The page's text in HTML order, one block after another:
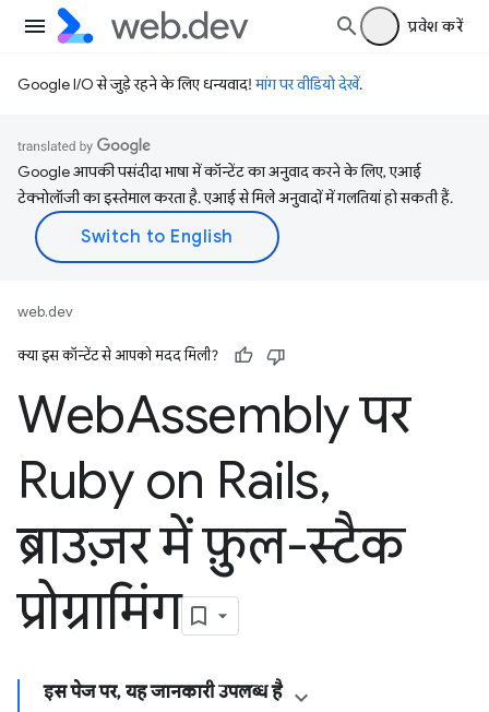
प्रवेश करें
Google I/O से जुड़े रहने के लिए धन्यवाद!मांग पर वीडियो देखें.
Google आपकी पसंदीदा भाषा में कॉन्टेंट का अनुवाद करने के लिए, एआई
टेक्नोलॉजी का इस्तेमाल करता है. एआई से मिले अनुवादों में गलतियां हो सकती हैं.
web.dev
क्या इस कॉन्टेंट से आपको मदद मिली?
WebAssembly पर
Ruby on Rails,
ब्राउज़र में फ़ुल-स्टैक
प्रोग्रामिंग
इस पेज पर, यह जानकारी उपलब्ध है